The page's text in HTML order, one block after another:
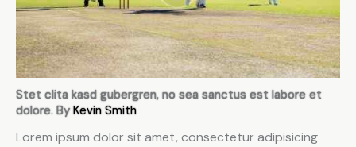
Stet clita kasd gubergren, no sea sanctus est labore et
dolore. ByKevin Smith
Lorem ipsum dolor sit amet, consectetur adipisicing